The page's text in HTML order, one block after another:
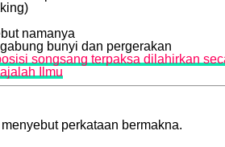
namanya
bunyi dan pergerakan
songsang terpaksa dilahirkan
Ilmu
perkataan bermakna.